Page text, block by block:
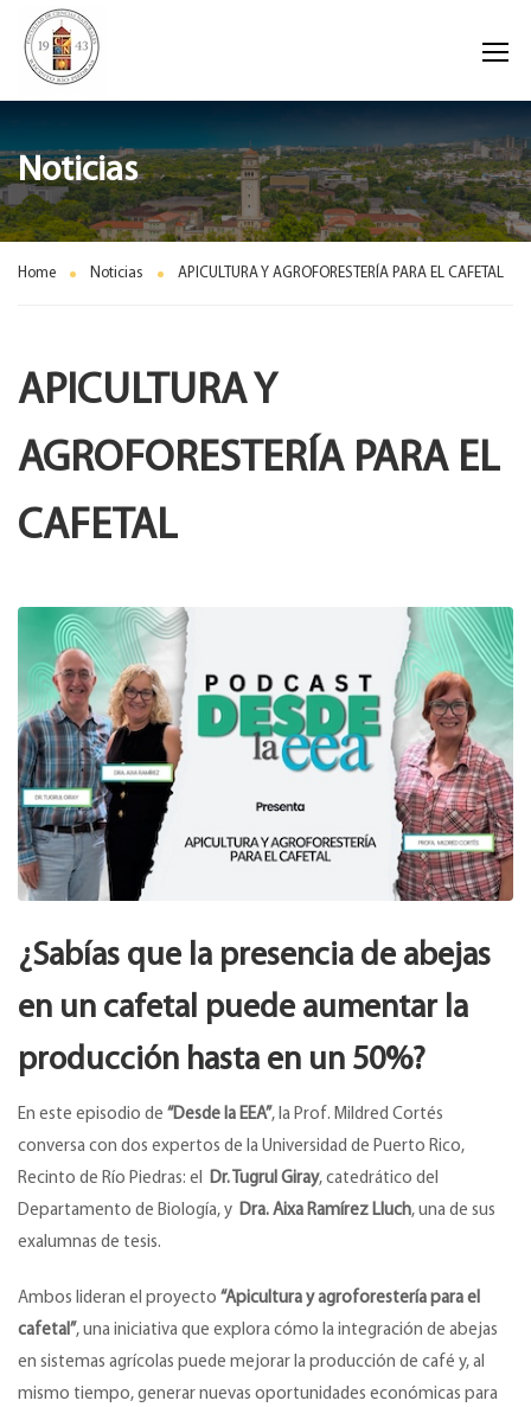
Noticias
Home Noticias APICULTURA Y AGROFORESTERÍA PARA EL CAFETAL
APICULTURA Y
AGROFORESTERÍA PARA EL
CAFETAL
¿Sabías que la presencia de abejas
en un cafetal puede aumentar la
producción hasta en un 50%?
En este episodio de “Desde la EEA”, la Prof. Mildred Cortés
conversa con dos expertos de la Universidad de Puerto Rico,
Recinto de Río Piedras: el Dr. Tugrul Giray, catedrático del
Departamento de Biología, y Dra. Aixa Ramírez Lluch, una de sus
exalumnas de tesis.
Ambos lideran el proyecto “Apicultura y agroforestería para el
cafetal”, una iniciativa que explora cómo la integración de abejas
en sistemas agrícolas puede mejorar la producción de café y, al
mismo tiempo, generar nuevas oportunidades económicas para